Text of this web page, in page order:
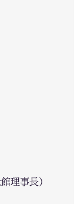
理事長）